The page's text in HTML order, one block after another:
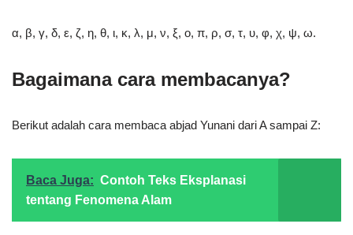
α, β, γ, δ, ε, ζ, η, θ, ι, κ, λ, μ, ν, ξ, ο, π, ρ, σ, τ, υ, φ, χ, ψ, ω.
Bagaimana cara membacanya?
Berikut adalah cara membaca abjad Yunani dari A sampai Z:
Baca Juga: Contoh Teks Eksplanasi
tentang Fenomena Alam